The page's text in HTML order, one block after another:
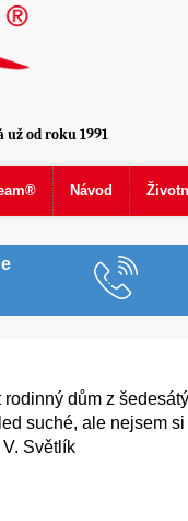
Návod
už od roku 1991
dům z
suché, ale nejsem
Světlík